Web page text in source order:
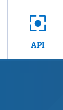
API